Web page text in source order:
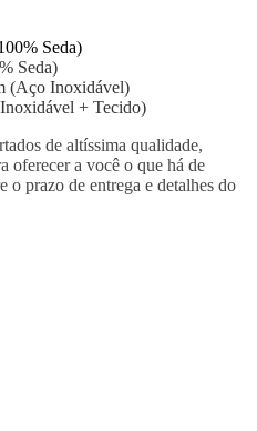
Seda)
Seda)
(Aço Inoxidável)
+ Tecido)
de altíssima qualidade,
oferecer a você o que há de
o prazo de entrega e detalhes do